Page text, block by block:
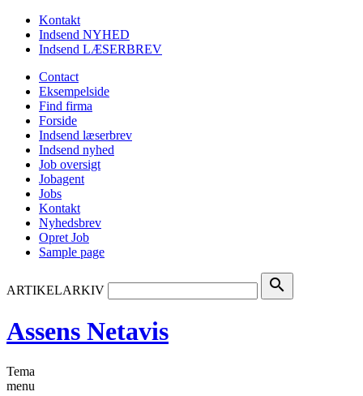
Kontakt
Indsend NYHED
Indsend LÆSERBREV
Contact
Eksempelside
Find firma
Forside
Indsend læserbrev
Indsend nyhed
Job oversigt
Jobagent
Jobs
Kontakt
Nyhedsbrev
Opret Job
Sample page
ARTIKELARKIV search
Assens Netavis
Tema
menu